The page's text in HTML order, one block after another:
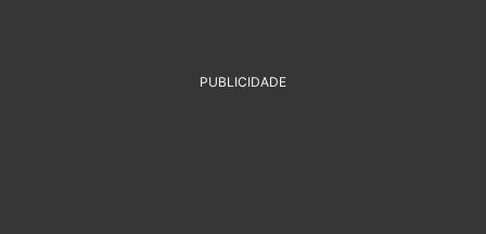
PUBLICIDADE